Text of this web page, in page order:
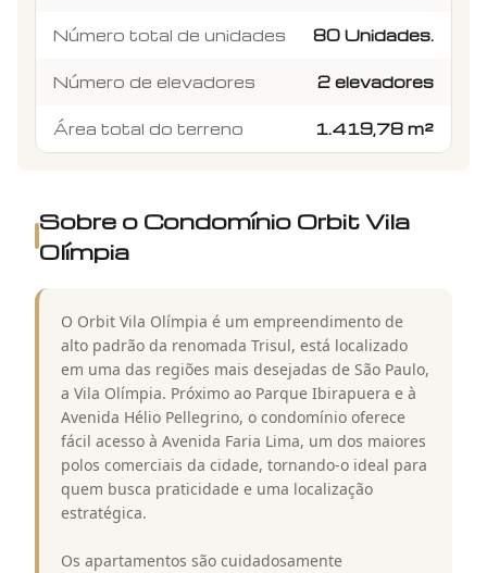
Número total de unidades 80 Unidades.
Número de elevadores 2 elevadores
Área total do terreno 1.419,78 m²
Sobre o Condomínio Orbit Vila
Olímpia
O Orbit Vila Olímpia é um empreendimento de
alto padrão da renomada Trisul, está localizado
em uma das regiões mais desejadas de São Paulo,
a Vila Olímpia. Próximo ao Parque Ibirapuera e à
Avenida Hélio Pellegrino, o condomínio oferece
fácil acesso à Avenida Faria Lima, um dos maiores
polos comerciais da cidade, tornando-o ideal para
quem busca praticidade e uma localização
estratégica.
Os apartamentos são cuidadosamente